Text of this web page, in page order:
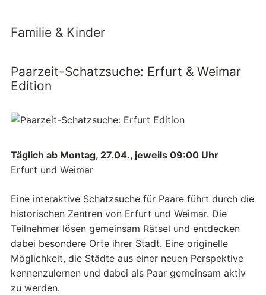
Familie & Kinder
Paarzeit-Schatzsuche: Erfurt & Weimar
Edition
Täglich ab Montag, 27.04., jeweils 09:00 Uhr
Erfurt und Weimar
Eine interaktive Schatzsuche für Paare führt durch die
historischen Zentren von Erfurt und Weimar. Die
Teilnehmer lösen gemeinsam Rätsel und entdecken
dabei besondere Orte ihrer Stadt. Eine originelle
Möglichkeit, die Städte aus einer neuen Perspektive
kennenzulernen und dabei als Paar gemeinsam aktiv
zu werden.